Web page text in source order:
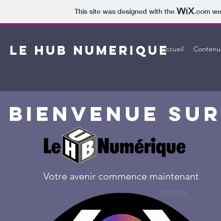
This site was designed with the .com
LE HUB NUMERIQUEAccueil
BIENVENUE
Votre avenir commence maintenant